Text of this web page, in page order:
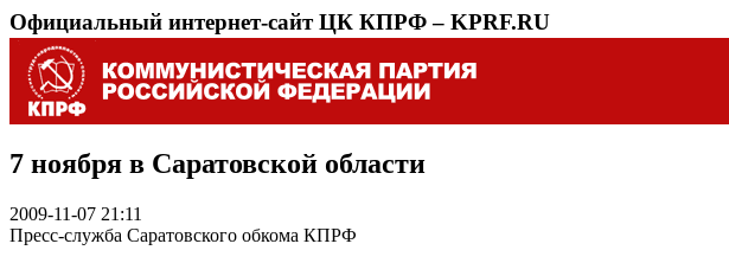
Официальный интернет-сайт ЦК КПРФ – KPRF.RU
7 ноября в Саратовской области
2009-11-07 21:11
Пресс-служба Саратовского обкома КПРФ